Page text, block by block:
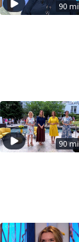
90
90